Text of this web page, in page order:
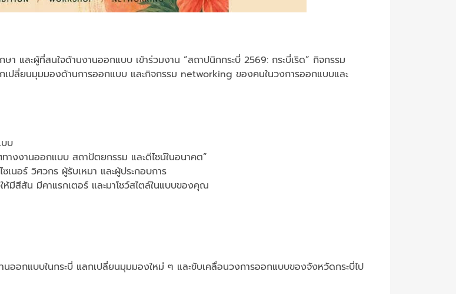
และผู้ที่สนใจด้านงานออกแบบ เข้าร่วมงาน “สถาปนิกกระบี่ 2569: กระบี่เริด” กิจกรรม
ปลี่ยนมุมมองด้านการออกแบบ และกิจกรรม networking ของคนในวงการออกแบบและ
บ
งงานออกแบบ สถาปัตยกรรม และดีไซน์ในอนาคต”
เนอร์ วิศวกร ผู้รับเหมา และผู้ประกอบการ
มีสีสัน มีคาแรกเตอร์ และมาโชว์สไตล์ในแบบของคุณ
ออกแบบในกระบี่ แลกเปลี่ยนมุมมองใหม่ ๆ และขับเคลื่อนวงการออกแบบของจังหวัดกระบี่ไป